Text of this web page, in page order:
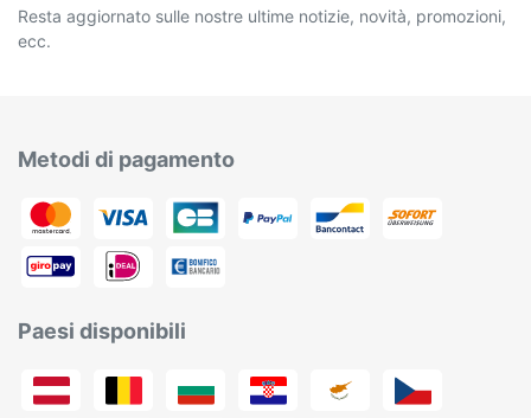
Resta aggiornato sulle nostre ultime notizie, novità, promozioni,
ecc.
Metodi di pagamento
Paesi disponibili